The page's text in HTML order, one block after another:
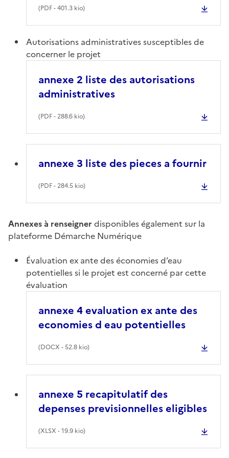
(PDF- 401.3 kio)
Autorisations administratives susceptibles de
concerner le projet
annexe 2 liste des autorisations
administratives
(PDF- 288.6 kio)
annexe 3 liste des pieces a fournir
(PDF- 284.5 kio)
Annexes à renseigner disponibles également sur la
plateforme Démarche Numérique
Évaluation ex ante des économies d’eau
potentielles si le projet est concerné par cette
évaluation
annexe 4 evaluation ex ante des
economies d eau potentielles
(DOCX - 52.8 kio)
annexe 5 recapitulatif des
depenses previsionnelles eligibles
(XLSX - 19.9 kio)